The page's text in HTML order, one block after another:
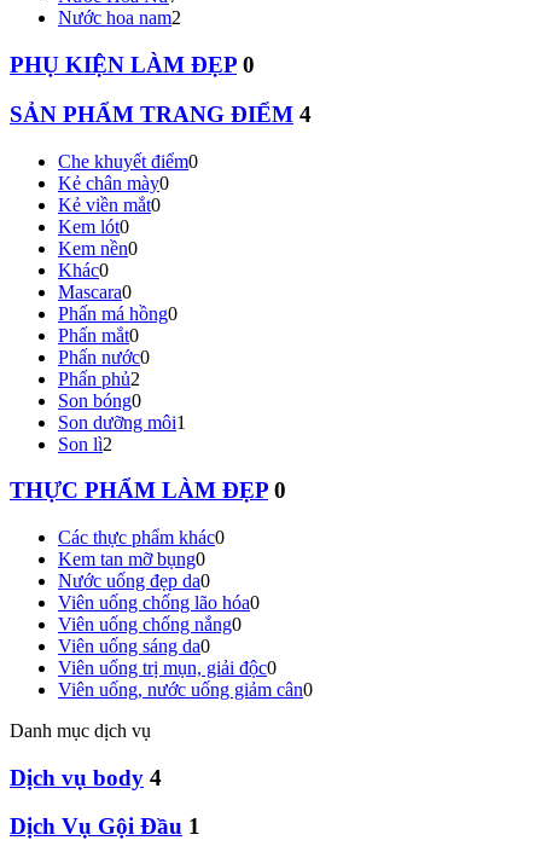
Nước hoa nam2
PHỤ KIỆN LÀM ĐẸP 0
SẢN PHẨM TRANG ĐIỂM 4
Che khuyết điểm0
Kẻ chân mày0
Kẻ viền mắt0
Kem lót0
Kem nền0
Khác0
Mascara0
Phấn má hồng0
Phấn mắt0
Phấn nước0
Phấn phủ2
Son bóng0
Son dưỡng môi1
Son lì2
THỰC PHẨM LÀM ĐẸP 0
Các thực phẩm khác0
Kem tan mỡ bụng0
Nước uống đẹp da0
Viên uống chống lão hóa0
Viên uống chống nắng0
Viên uống sáng da0
Viên uống trị mụn, giải độc0
Viên uống, nước uống giảm cân0
Danh mục dịch vụ
Dịch vụ body 4
Dịch Vụ Gội Đầu 1